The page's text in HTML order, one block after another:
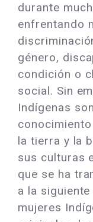
durante
enfrentando
género,
condición o
social. Sin
Indígenas
la tierra y la
sus culturas
que se ha
a la
mujeres